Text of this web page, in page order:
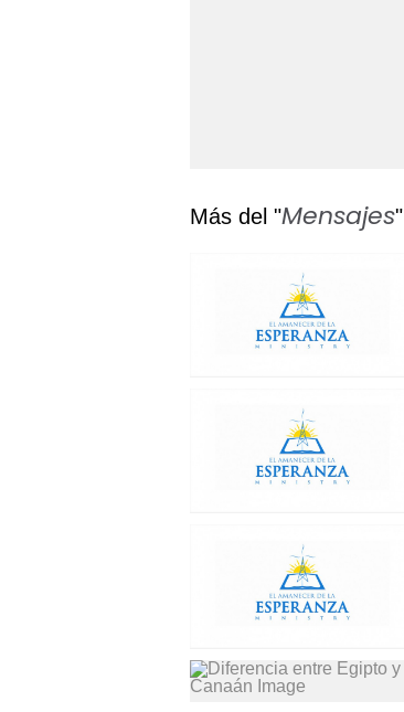
Más del "Mensajes"